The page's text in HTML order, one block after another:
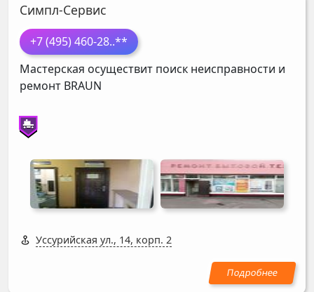
Симпл-Сервис
+7 (495) 460-28..**
Мастерская осуществит поиск неисправности и
ремонт BRAUN
Уссурийская ул., 14, корп. 2